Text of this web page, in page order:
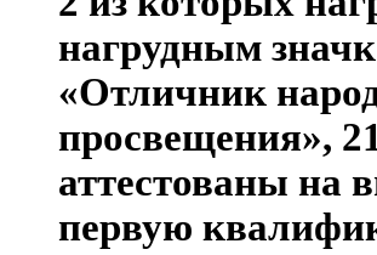
нагрудным
«Отличник
просвещения»,
аттестованы на
первую